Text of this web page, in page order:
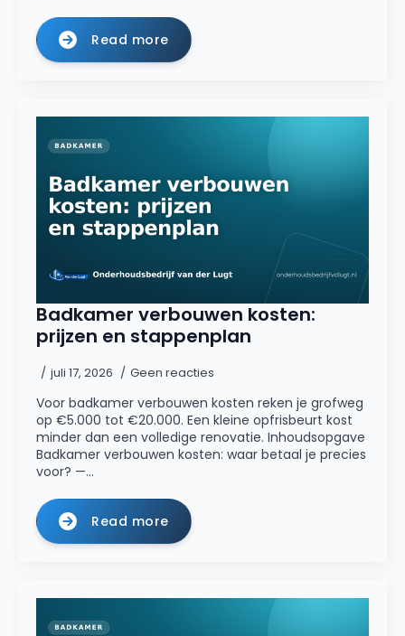
Read more
Badkamer verbouwen kosten:
prijzen en stappenplan
juli 17, 2026 Geen reacties
Voor badkamer verbouwen kosten reken je grofweg
op €5.000 tot €20.000. Een kleine opfrisbeurt kost
minder dan een volledige renovatie. Inhoudsopgave
Badkamer verbouwen kosten: waar betaal je precies
voor? —…
Read more